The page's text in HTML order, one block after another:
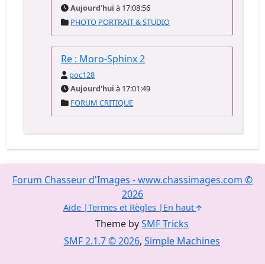
Aujourd'hui à 17:08:56
PHOTO PORTRAIT & STUDIO
Re : Moro-Sphinx 2
poc128
Aujourd'hui à 17:01:49
FORUM CRITIQUE
Theme bySMF Tricks
SMF 2.1.7 © 2026, Simple Machines
Forum Chasseur d'Images - www.chassimages.com ©
2026
Aide Termes et Règles En haut